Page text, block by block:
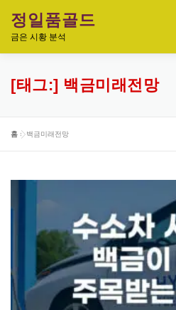
정일품골드
금은 시황 분석
실시간 국제 금·은 시세 & 금은비율
오늘의 금은시세 분석
정일품골드 제품관
[태그:] 백금미래전망
홈 »백금미래전망